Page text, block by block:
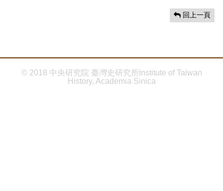
回上一頁
© 2018 中央研究院 臺灣史研究所Institute of Taiwan
History, Academia Sinica